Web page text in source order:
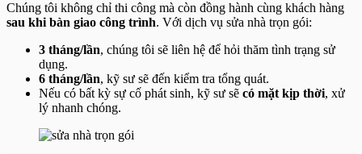
Chúng tôi không chỉ thi công mà còn đồng hành cùng khách hàng
sau khi bàn giao công trình. Với dịch vụ sửa nhà trọn gói:
3 tháng/lần, chúng tôi sẽ liên hệ để hỏi thăm tình trạng sử
dụng.
6 tháng/lần, kỹ sư sẽ đến kiểm tra tổng quát.
Nếu có bất kỳ sự cố phát sinh, kỹ sư sẽ có mặt kịp thời, xử
lý nhanh chóng.